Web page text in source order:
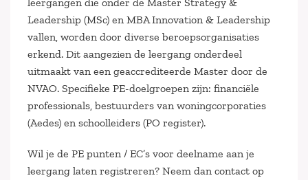
Leadership (MSc) en MBA Innovation & Leadership
vallen, worden door diverse beroepsorganisaties
erkend. Dit aangezien de leergang onderdeel
uitmaakt van een geaccrediteerde Master door de
NVAO. Specifieke PE-doelgroepen zijn: financiële
professionals, bestuurders van woningcorporaties
(Aedes) en schoolleiders (PO register).
Wil je de PE punten / EC’s voor deelname aan je
leergang laten registreren? Neem dan contact op